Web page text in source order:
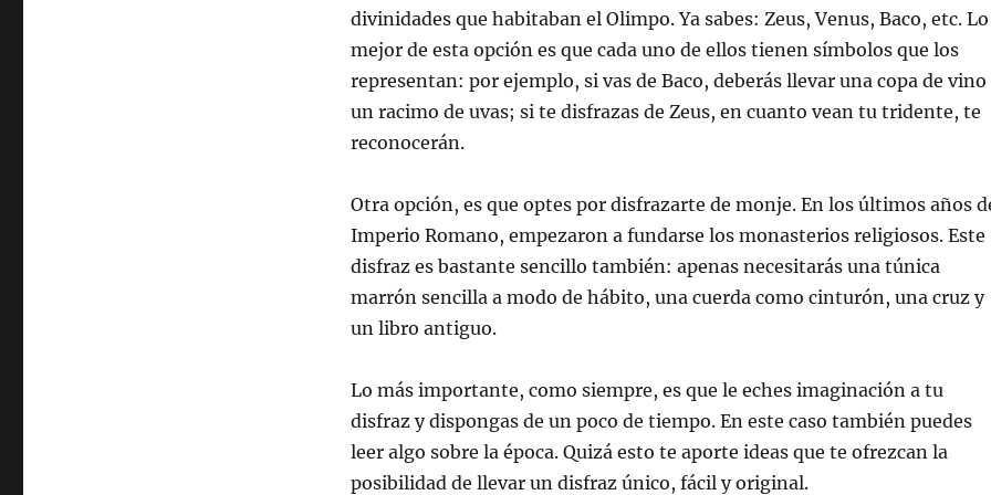
divinidades que habitaban el Olimpo. Ya sabes: Zeus, Venus, Baco, etc. Lo
mejor de esta opción es que cada uno de ellos tienen símbolos que los
representan: por ejemplo, si vas de Baco, deberás llevar una copa de vino
un racimo de uvas; si te disfrazas de Zeus, en cuanto vean tu tridente, te
reconocerán.
Otra opción, es que optes por disfrazarte de monje. En los últimos años
Imperio Romano, empezaron a fundarse los monasterios religiosos. Este
disfraz es bastante sencillo también: apenas necesitarás una túnica
marrón sencilla a modo de hábito, una cuerda como cinturón, una cruz y
un libro antiguo.
Lo más importante, como siempre, es que le eches imaginación a tu
disfraz y dispongas de un poco de tiempo. En este caso también puedes
leer algo sobre la época. Quizá esto te aporte ideas que te ofrezcan la
posibilidad de llevar un disfraz único, fácil y original.